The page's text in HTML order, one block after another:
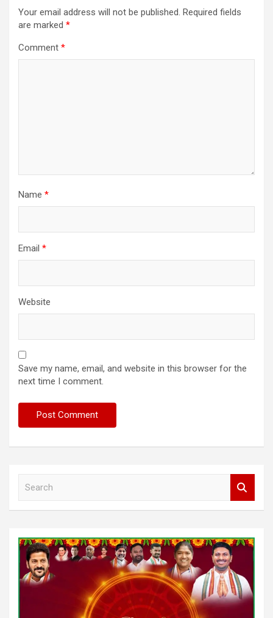
Your email address will not be published. Required fields
are marked *
Comment *
Name *
Email *
Website
Save my name, email, and website in this browser for the
next time I comment.
h